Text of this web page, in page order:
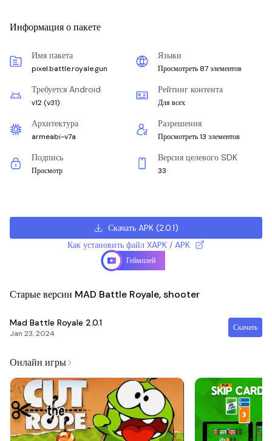
Информация о пакете
Имя пакета
pixel.battle.royale.gun
Языки
Просмотреть 87 элементов
Требуется Android
v12 (v31)
Рейтинг контента
Для всех
Архитектура
armeabi-v7a
Разрешения
Просмотреть 13 элементов
Подпись
Просмотр
Версия целевого SDK
33
Скачать APK(2.0.1)
Как установить файл XAPK / APK
Геймплей
Старые версии MAD Battle Royale, shooter
Mad Battle Royale 2.0.1
Jan 23, 2024
Скачать
Онлайн игры